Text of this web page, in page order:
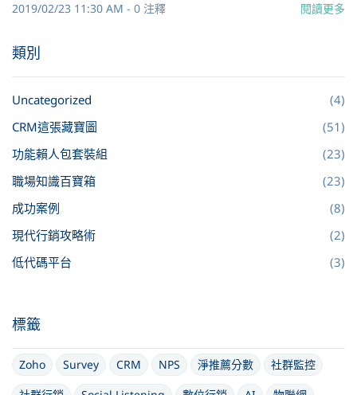
2019/02/23 11:30 AM - 0 注釋 閱讀更多
類別
Uncategorized
(4)
CRM這張藏寶圖
(51)
功能賴人包套裝組
(23)
職場知識百寶箱
(23)
成功案例
(8)
現代行銷攻略術
(2)
低代碼平台
(3)
標籤
Zoho Survey CRM NPS 淨推薦分數
社群監控